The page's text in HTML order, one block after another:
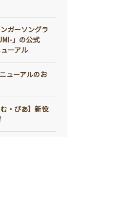
ガーソングラ
」の公式
ーアル
ューアルのお
む・ぴあ】新役